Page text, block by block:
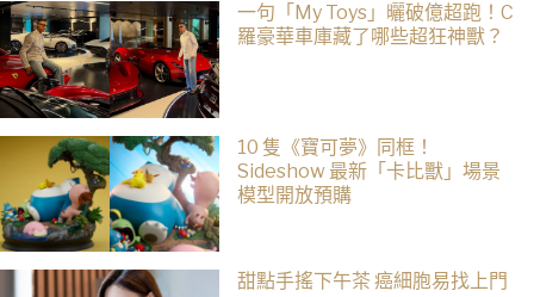
一句「My Toys」曬破億超跑！C
羅豪華車庫藏了哪些超狂神獸？
10 隻《寶可夢》同框！
Sideshow 最新「卡比獸」場景
模型開放預購
甜點手搖下午茶 癌細胞易找上門